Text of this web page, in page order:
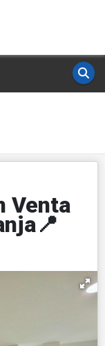
Venta